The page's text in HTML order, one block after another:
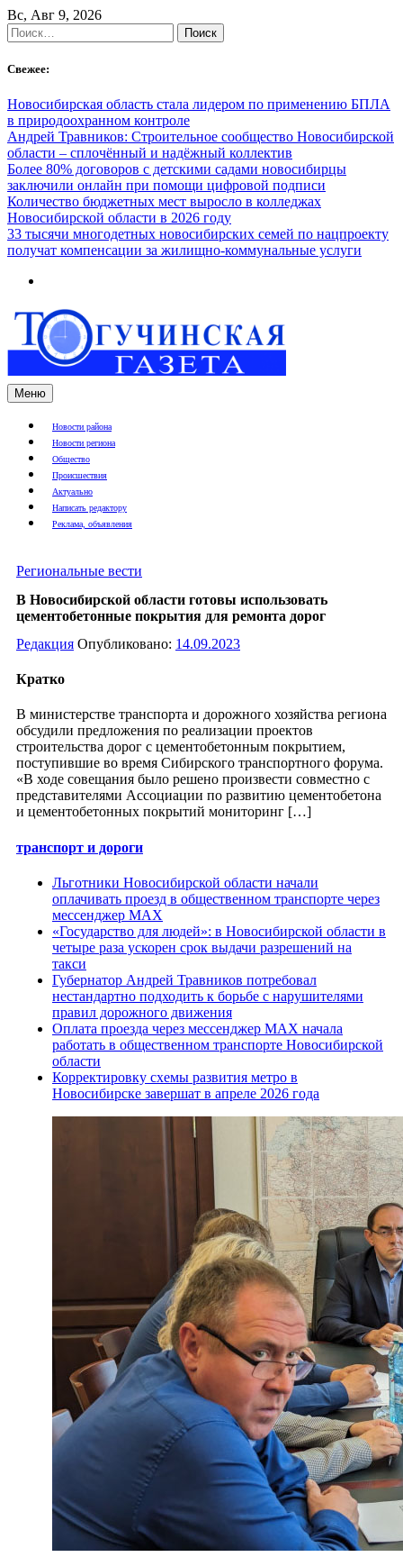
Skip
to
content
Вс, Авг 9, 2026
Найти:
Свежее:
Новосибирская область стала лидером по применению БПЛА
в природоохранном контроле
Андрей Травников: Строительное сообщество Новосибирской
области – сплочённый и надёжный коллектив
Более 80% договоров с детскими садами новосибирцы
заключили онлайн при помощи цифровой подписи
Количество бюджетных мест выросло в колледжах
Новосибирской области в 2026 году
33 тысячи многодетных новосибирских семей по нацпроекту
получат компенсации за жилищно-коммунальные услуги
Меню
Новости района
Новости региона
Общество
Происшествия
Актуально
Написать редактору
Реклама, объявления
Региональные вести
В Новосибирской области готовы использовать
цементобетонные покрытия для ремонта дорог
Редакция Опубликовано: 14.09.2023
Кратко
В министерстве транспорта и дорожного хозяйства региона
обсудили предложения по реализации проектов
строительства дорог с цементобетонным покрытием,
поступившие во время Сибирского транспортного форума.
«В ходе совещания было решено произвести совместно с
представителями Ассоциации по развитию цементобетона
и цементобетонных покрытий мониторинг […]
транспорт и дороги
Льготники Новосибирской области начали
оплачивать проезд в общественном транспорте через
мессенджер MAX
«Государство для людей»: в Новосибирской области в
четыре раза ускорен срок выдачи разрешений на
такси
Губернатор Андрей Травников потребовал
нестандартно подходить к борьбе с нарушителями
правил дорожного движения
Оплата проезда через мессенджер МАХ начала
работать в общественном транспорте Новосибирской
области
Корректировку схемы развития метро в
Новосибирске завершат в апреле 2026 года